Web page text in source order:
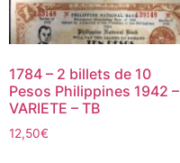
1784 – 2 billets de 10
Pesos Philippines 1942 –
VARIETE – TB
12,50€